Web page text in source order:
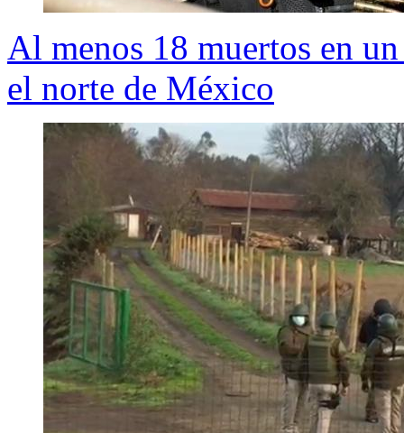
Al menos 18 muertos en
el norte de México